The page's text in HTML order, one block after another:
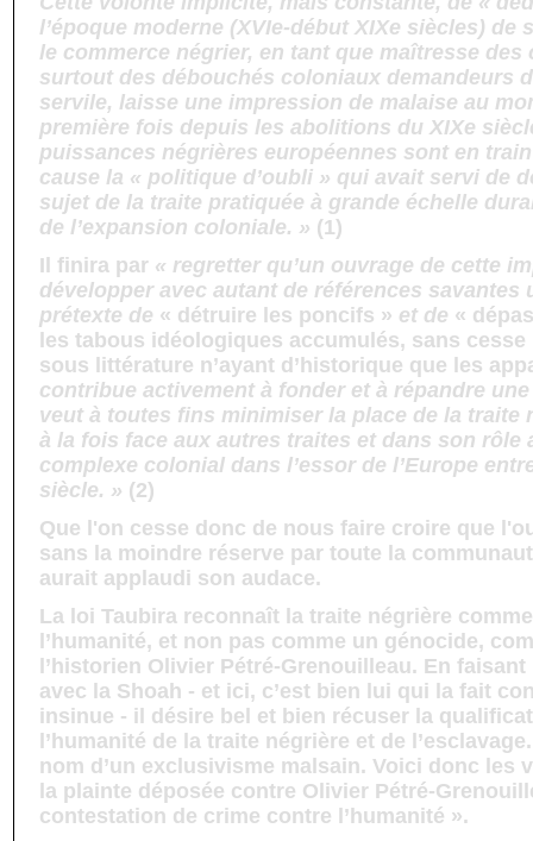
l’époque moderne (XVIe-début XIXe siècles) de
le commerce négrier, en tant que maîtresse
surtout des débouchés coloniaux demandeurs
servile, laisse une impression de malaise au
première fois depuis les abolitions du XIXe
puissances négrières européennes sont en
cause la « politique d’oubli » qui avait servi de
sujet de la traite pratiquée à grande échelle
de l’expansion coloniale. » (1)
Il finira par « regretter qu’un ouvrage de cette
développer avec autant de références savantes
prétexte de « détruire les poncifs » et de «
les tabous idéologiques accumulés, sans
sous littérature n’ayant d’historique que les
contribue activement à fonder et à répandre
veut à toutes fins minimiser la place de la traite
à la fois face aux autres traites et dans son rôle
complexe colonial dans l’essor de l’Europe
siècle. » (2)
Que l'on cesse donc de nous faire croire que
sans la moindre réserve par toute la
aurait applaudi son audace.
La loi Taubira reconnaît la traite négrière
l’humanité, et non pas comme un génocide,
l’historien Olivier Pétré-Grenouilleau. En
avec la Shoah - et ici, c’est bien lui qui la fait
insinue - il désire bel et bien récuser la
l’humanité de la traite négrière et de
nom d’un exclusivisme malsain. Voici donc les
la plainte déposée contre Olivier Pétré-
contestation de crime contre l’humanité ».